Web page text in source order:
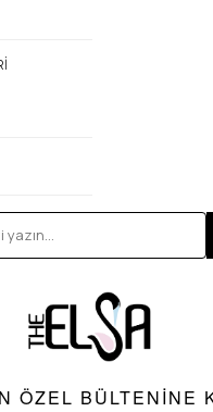
ÖZEL BÜLTENINE